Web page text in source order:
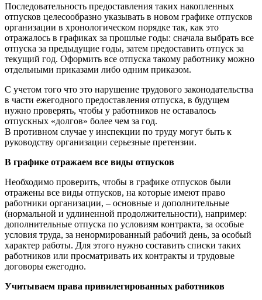
Последовательность предоставления таких накопленных
отпусков целесообразно указывать в новом графике отпусков
организации в хронологическом порядке так, как это
отражалось в графиках за прошлые годы: сначала выбрать все
отпуска за предыдущие годы, затем предоставить отпуск за
текущий год. Оформить все отпуска такому работнику можно
отдельными приказами либо одним приказом.
С учетом того что это нарушение трудового законодательства
в части ежегодного предоставления отпуска, в будущем
нужно проверять, чтобы у работников не оставалось
отпускных «долгов» более чем за год.
В противном случае у инспекции по труду могут быть к
руководству организации серьезные претензии.
В графике отражаем все виды отпусков
Необходимо проверить, чтобы в графике отпусков были
отражены все виды отпусков, на которые имеют право
работники организации, – основные и дополнительные
(нормальной и удлиненной продолжительности), например:
дополнительные отпуска по условиям контракта, за особые
условия труда, за ненормированный рабочий день, за особый
характер работы. Для этого нужно составить списки таких
работников или просматривать их контракты и трудовые
договоры ежегодно.
Учитываем права привилегированных работников